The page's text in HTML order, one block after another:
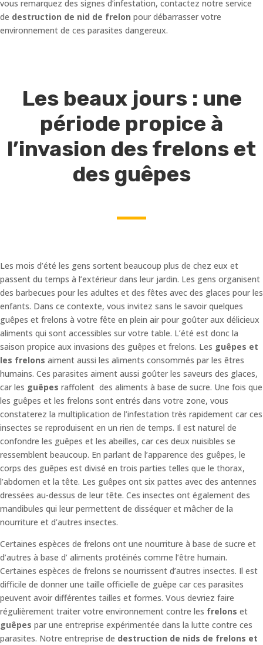
vous remarquez des signes d’infestation, contactez notre service
de destruction de nid de frelon pour débarrasser votre
environnement de ces parasites dangereux.
Les beaux jours : une
période propice à
l’invasion des frelons et
des guêpes
Les mois d’été les gens sortent beaucoup plus de chez eux et
passent du temps à l’extérieur dans leur jardin. Les gens organisent
des barbecues pour les adultes et des fêtes avec des glaces pour les
enfants. Dans ce contexte, vous invitez sans le savoir quelques
guêpes et frelons à votre fête en plein air pour goûter aux délicieux
aliments qui sont accessibles sur votre table. L’été est donc la
saison propice aux invasions des guêpes et frelons. Les guêpes et
les frelons aiment aussi les aliments consommés par les êtres
humains. Ces parasites aiment aussi goûter les saveurs des glaces,
car les guêpes raffolent des aliments à base de sucre. Une fois que
les guêpes et les frelons sont entrés dans votre zone, vous
constaterez la multiplication de l’infestation très rapidement car ces
insectes se reproduisent en un rien de temps. Il est naturel de
confondre les guêpes et les abeilles, car ces deux nuisibles se
ressemblent beaucoup. En parlant de l’apparence des guêpes, le
corps des guêpes est divisé en trois parties telles que le thorax,
l’abdomen et la tête. Les guêpes ont six pattes avec des antennes
dressées au-dessus de leur tête. Ces insectes ont également des
mandibules qui leur permettent de disséquer et mâcher de la
nourriture et d’autres insectes.
Certaines espèces de frelons ont une nourriture à base de sucre et
d’autres à base d’ aliments protéinés comme l’être humain.
Certaines espèces de frelons se nourrissent d’autres insectes. Il est
difficile de donner une taille officielle de guêpe car ces parasites
peuvent avoir différentes tailles et formes. Vous devriez faire
régulièrement traiter votre environnement contre les frelons et
guêpes par une entreprise expérimentée dans la lutte contre ces
parasites. Notre entreprise de destruction de nids de frelons et